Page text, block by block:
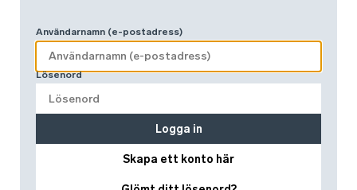
Användarnamn (e-postadress)
Lösenord
Skapa ett konto här
Logga in